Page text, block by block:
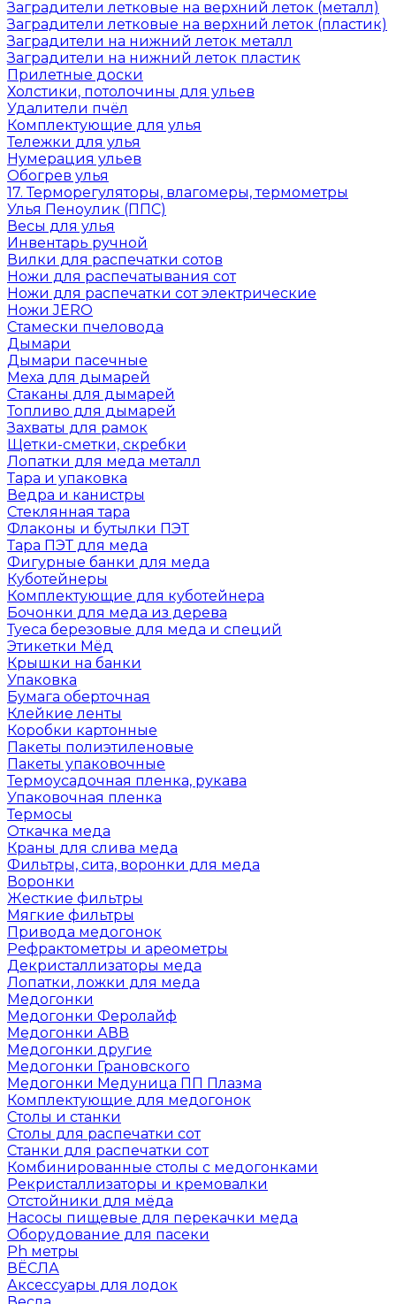
Заградители летковые на верхний леток (металл)
Заградители летковые на верхний леток (пластик)
Заградители на нижний леток металл
Заградители на нижний леток пластик
Прилетные доски
Холстики, потолочины для ульев
Удалители пчёл
Комплектующие для улья
Тележки для улья
Нумерация ульев
Обогрев улья
17. Терморегуляторы, влагомеры, термометры
Улья Пеноулик (ППС)
Весы для улья
Инвентарь ручной
Вилки для распечатки сотов
Ножи для распечатывания сот
Ножи для распечатки сот электрические
Ножи JERO
Стамески пчеловода
Дымари
Дымари пасечные
Меха для дымарей
Стаканы для дымарей
Топливо для дымарей
Захваты для рамок
Щетки-сметки, скребки
Лопатки для меда металл
Тара и упаковка
Ведра и канистры
Стеклянная тара
Флаконы и бутылки ПЭТ
Тара ПЭТ для меда
Фигурные банки для меда
Куботейнеры
Комплектующие для куботейнера
Бочонки для меда из дерева
Туеса березовые для меда и специй
Этикетки Мёд
Крышки на банки
Упаковка
Бумага оберточная
Клейкие ленты
Коробки картонные
Пакеты полиэтиленовые
Пакеты упаковочные
Термоусадочная пленка, рукава
Упаковочная пленка
Термосы
Откачка меда
Краны для слива меда
Фильтры, сита, воронки для меда
Воронки
Жесткие фильтры
Мягкие фильтры
Привода медогонок
Рефрактометры и ареометры
Декристаллизаторы меда
Лопатки, ложки для меда
Медогонки
Медогонки Феролайф
Медогонки АВВ
Медогонки другие
Медогонки Грановского
Медогонки Медуница ПП Плазма
Комплектующие для медогонок
Столы и станки
Столы для распечатки сот
Станки для распечатки сот
Комбинированные столы с медогонками
Рекристаллизаторы и кремовалки
Отстойники для мёда
Насосы пищевые для перекачки меда
Оборудование для пасеки
Ph метры
ВЁСЛА
Аксессуары для лодок